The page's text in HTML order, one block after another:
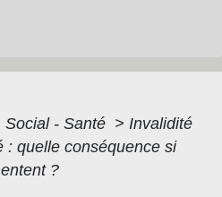
Social - Santé > Invalidité
: quelle conséquence si
?